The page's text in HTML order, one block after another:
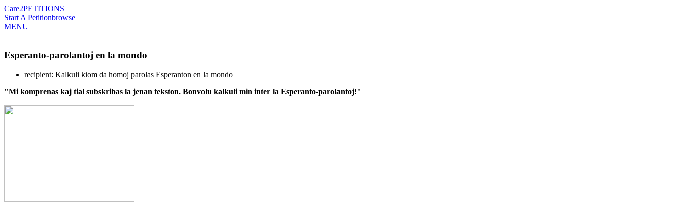
Care2PETITIONS
Start A Petitionbrowse
MENU
Esperanto-parolantoj en la mondo
recipient: Kalkuli kiom da homoj parolas Esperanton en la mondo
"Mi komprenas kaj tial subskribas la jenan tekston. Bonvolu kalkuli min inter la Esperanto-parolantoj!"